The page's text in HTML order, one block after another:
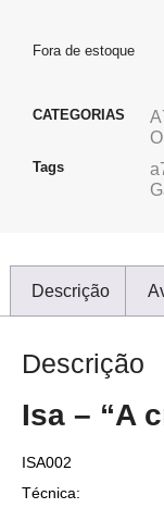
Fora de estoque
CATEGORIAS
Tags
Descrição
Descrição
Isa – “A
ISA002
Técnica: